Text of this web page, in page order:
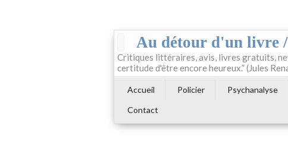
Au détour d'un livre
Critiques littéraires, avis, livres gratuits,
certitude d'être encore heureux.” (Jules
Accueil Policier Psychanalyse
Contact